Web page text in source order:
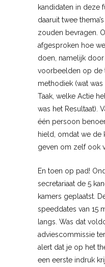
kandidaten in deze
daaruit twee
zouden bevragen.
afgesproken hoe
doen, namelijk
voorbeelden op de
methodiek (wat
Taak, welke Actie
was het Resultaat).
één persoon
hield, omdat we de
geven om zelf ook
En toen op pad!
secretariaat de 5
kamers geplaatst.
speeddates van 15
langs. Was dat
adviescommissie
alert dat je op het
een eerste indruk